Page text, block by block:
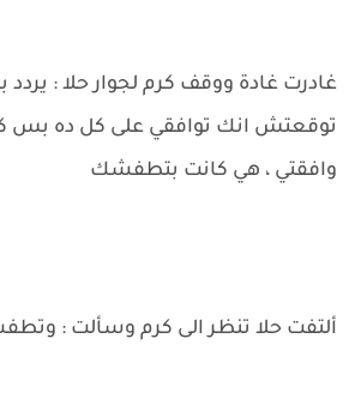
غادرت غادة ووقف كرم لجوار حلا : يردد
توقعتش انك توافقي على كل ده بس
وافقتي ، هي كانت بتطفشك
ألتفت حلا تنظر الى كرم وسألت :